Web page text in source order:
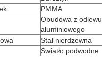
PMMA
Obudowa z odlewu
aluminiowego
Stal nierdzewna
Światło podwodne